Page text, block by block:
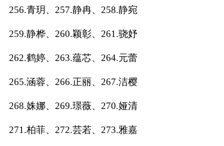
256.青玥、257.静冉、258.静宛
259.静桦、260.颖彰、261.骁妤
262.鹤婷、263.蕴芯、264.元蕾
265.涵蓉、266.正丽、267.洁樱
268.姝娜、269.璟薇、270.娅清
271.柏菲、272.芸若、273.雅嘉